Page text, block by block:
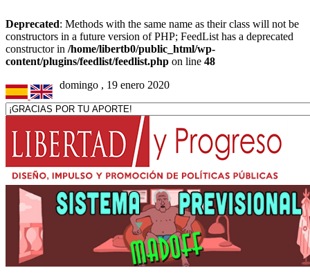
Deprecated: Methods with the same name as their class will not be
constructors in a future version of PHP; FeedList has a deprecated
constructor in /home/libertb0/public_html/wp-
content/plugins/feedlist/feedlist.php on line 48
domingo , 19 enero 2020